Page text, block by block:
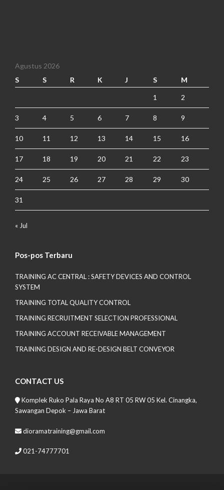
Agustus 2026
S
S R K J S M
1 2
3 4 5 6 7 8 9
10 11 12 13 14 15 16
17 18 19 20 21 22 23
24 25 26 27 28 29 30
31
« Jul
Pos-pos Terbaru
TRAINING AC CENTRAL : SAFETY DEVICES AND CONTROL
SYSTEM
TRAINING TOTAL QUALITY CONTROL
TRAINING RECRUITMENT SELECTION PROFESSIONAL
TRAINING ACCOUNT RECEIVABLE MANAGEMENT
TRAINING DESIGN AND RE-DESIGN BELT CONVEYOR
CONTACT US
Komplek Ruko Pala Raya No A8 RT 05 RW 05 Kel. Cinangka,
Sawangan Depok – Jawa Barat
dioramatraining@gmail.com
021-74777701